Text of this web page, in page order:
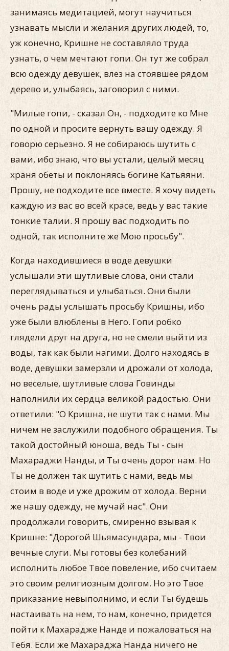
занимаясь медитацией, могут научиться
узнавать мысли и желания других людей, то,
уж конечно, Кришне не составляло труда
узнать, о чем мечтают гопи. Он тут же собрал
всю одежду девушек, влез на стоявшее рядом
дерево и, улыбаясь, заговорил с ними.
"Милые гопи, - сказал Он, - подходите ко Мне
по одной и просите вернуть вашу одежду. Я
говорю серьезно. Я не собираюсь шутить с
вами, ибо знаю, что вы устали, целый месяц
храня обеты и поклоняясь богине Катьяяни.
Прошу, не подходите все вместе. Я хочу видеть
каждую из вас во всей красе, ведь у вас такие
тонкие талии. Я прошу вас подходить по
одной, так исполните же Мою просьбу".
Когда находившиеся в воде девушки
услышали эти шутливые слова, они стали
переглядываться и улыбаться. Они были
очень рады услышать просьбу Кришны, ибо
уже были влюблены в Него. Гопи робко
глядели друг на друга, но не смели выйти из
воды, так как были нагими. Долго находясь в
воде, девушки замерзли и дрожали от холода,
но веселые, шутливые слова Говинды
наполнили их сердца великой радостью. Они
ответили: "О Кришна, не шути так с нами. Мы
ничем не заслужили подобного обращения. Ты
такой достойный юноша, ведь Ты - сын
Махараджи Нанды, и Ты очень дорог нам. Но
Ты не должен так шутить с нами, ведь мы
стоим в воде и уже дрожим от холода. Верни
же нашу одежду, не мучай нас". Они
продолжали говорить, смиренно взывая к
Кришне: "Дорогой Шьямасундара, мы - Твои
вечные слуги. Мы готовы без колебаний
исполнить любое Твое повеление, ибо считаем
это своим религиозным долгом. Но это Твое
приказание невыполнимо, и если Ты будешь
настаивать на нем, то нам, конечно, придется
пойти к Махарадже Нанде и пожаловаться на
Тебя. Если же Махараджа Нанда ничего не